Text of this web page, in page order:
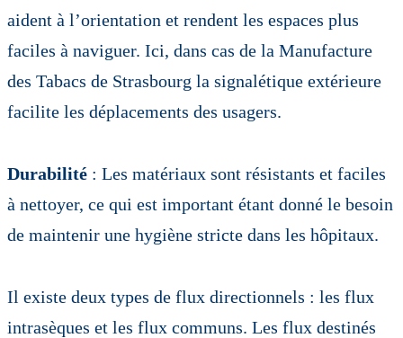
aident à l’orientation et rendent les espaces plus
faciles à naviguer. Ici, dans cas de la Manufacture
des Tabacs de Strasbourg la signalétique extérieure
facilite les déplacements des usagers.
Durabilité : Les matériaux sont résistants et faciles
à nettoyer, ce qui est important étant donné le besoin
de maintenir une hygiène stricte dans les hôpitaux.
Il existe deux types de flux directionnels : les flux
intrasèques et les flux communs. Les flux destinés